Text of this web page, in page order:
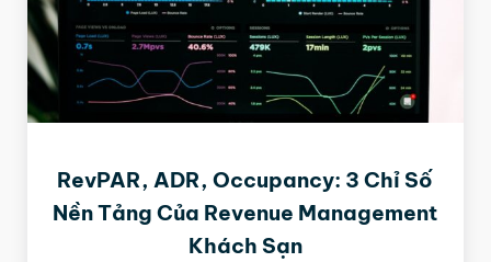
RevPAR, ADR, Occupancy: 3 Chỉ Số
Nền Tảng Của Revenue Management
Khách Sạn